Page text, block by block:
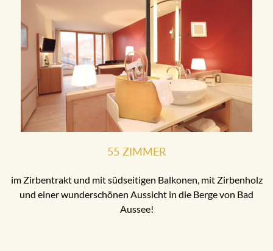
55 ZIMMER
im Zirbentrakt und mit südseitigen Balkonen, mit Zirbenholz
und einer wunderschönen Aussicht in die Berge von Bad
Aussee!